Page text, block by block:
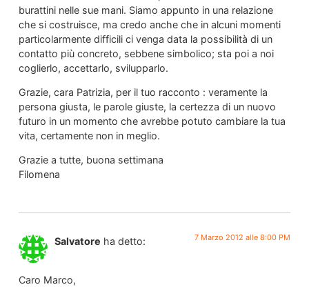
burattini nelle sue mani. Siamo appunto in una relazione
che si costruisce, ma credo anche che in alcuni momenti
particolarmente difficili ci venga data la possibilità di un
contatto più concreto, sebbene simbolico; sta poi a noi
coglierlo, accettarlo, svilupparlo.
Grazie, cara Patrizia, per il tuo racconto : veramente la
persona giusta, le parole giuste, la certezza di un nuovo
futuro in un momento che avrebbe potuto cambiare la tua
vita, certamente non in meglio.
Grazie a tutte, buona settimana
Filomena
Salvatore ha detto: 7 Marzo 2012 alle 8:00 PM
Caro Marco,